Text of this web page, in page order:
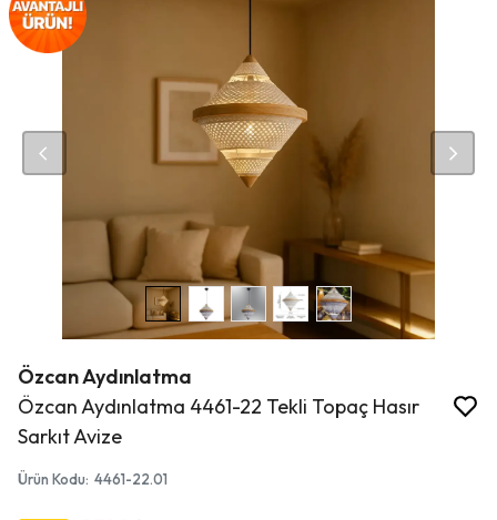
Özcan Aydınlatma
Özcan Aydınlatma 4461-22 Tekli Topaç Hasır
Sarkıt Avize
Ürün Kodu: 4461-22.01